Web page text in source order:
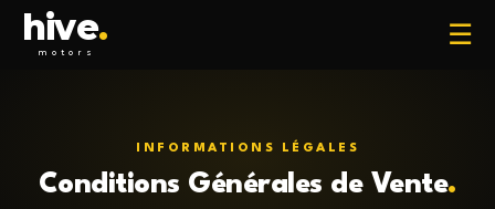
hive.
motors
☰
INFORMATIONS LÉGALES
Conditions Générales de Vente.